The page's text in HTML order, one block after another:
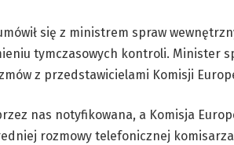
się z ministrem spraw
tymczasowych kontroli. Minister
z przedstawicielami Komisji
nas notyfikowana, a Komisja
rozmowy telefonicznej